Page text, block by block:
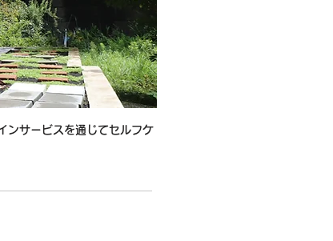
ンサービスを通じてセルフケ